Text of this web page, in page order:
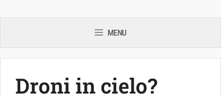
MENU
Droni in cielo?